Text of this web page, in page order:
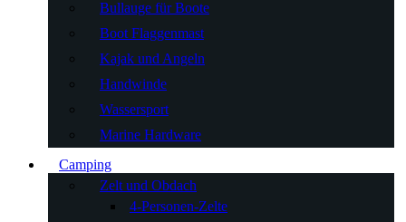
Bullauge für Boote
Boot Flaggenmast
Kajak und Angeln
Handwinde
Wassersport
Marine Hardware
Camping
Zelt und Obdach
4-Personen-Zelte